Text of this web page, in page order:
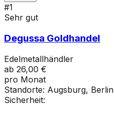
#1
Sehr gut
Degussa Goldhandel
Edelmetallhändler
ab 26,00 €
pro Monat
Standorte: Augsburg, Berlin
Sicherheit: